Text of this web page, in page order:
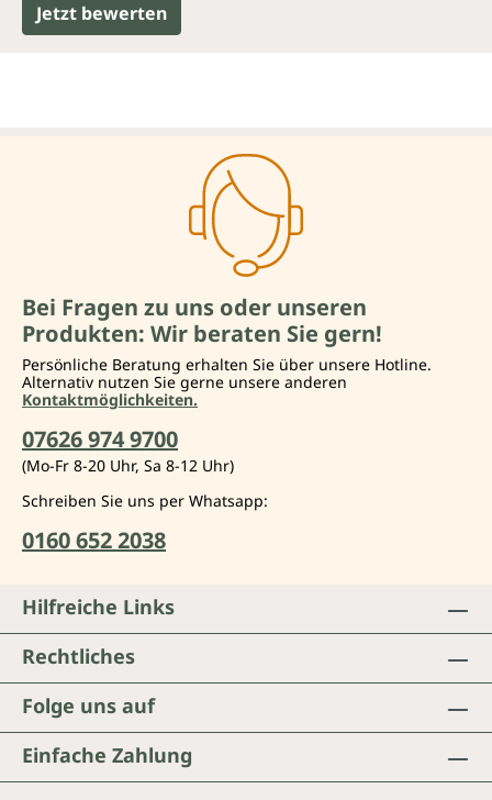
Jetzt bewerten
Bei Fragen zu uns oder unseren
Produkten: Wir beraten Sie gern!
Persönliche Beratung erhalten Sie über unsere Hotline.
Alternativ nutzen Sie gerne unsere anderen
Kontaktmöglichkeiten.
07626 974 9700
(Mo-Fr 8-20 Uhr, Sa 8-12 Uhr)
Schreiben Sie uns per Whatsapp:
0160 652 2038
Folge uns auf
Einfache Zahlung
Hilfreiche Links
Rechtliches